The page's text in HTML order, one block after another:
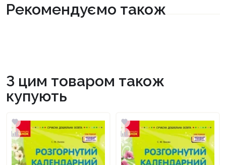
Рекомендуємо також
З цим товаром також
купують